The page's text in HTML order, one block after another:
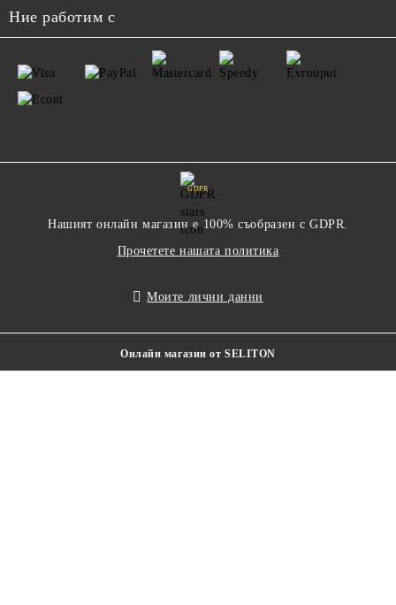
Ние работим с
GDPR
Нашият онлайн магазин е 100% съобразен с GDPR.
Прочетете нашата политика
Моите лични данни
Онлайн магазин от SELITON